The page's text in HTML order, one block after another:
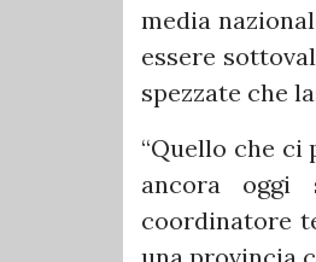
media
essere
spezzate che
“Quello che ci
ancora oggi
coordinatore